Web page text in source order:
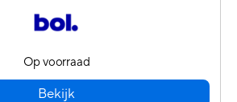
Op voorraad
Bekijk